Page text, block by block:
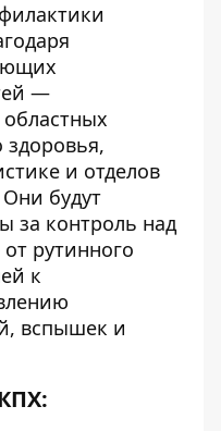
—
здоровья,
и отделов
будут
за контроль над
рутинного
к
вспышек и